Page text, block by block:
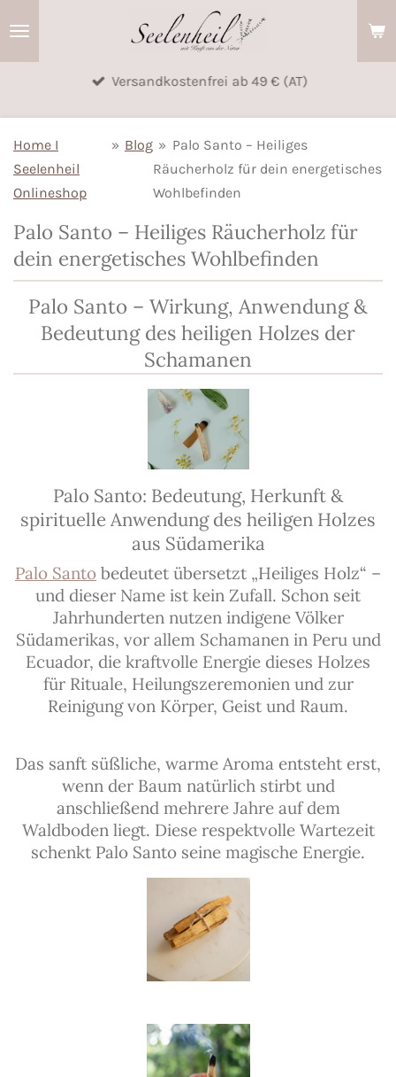
Versandkostenfrei ab 49 € (AT)
Home I
Seelenheil
Onlineshop
» Blog » Palo Santo – Heiliges
Räucherholz für dein energetisches
Wohlbefinden
Palo Santo – Heiliges Räucherholz für
dein energetisches Wohlbefinden
Palo Santo – Wirkung, Anwendung &
Bedeutung des heiligen Holzes der
Schamanen
Palo Santo: Bedeutung, Herkunft &
spirituelle Anwendung des heiligen Holzes
aus Südamerika
Palo Santo bedeutet übersetzt „Heiliges Holz“ –
und dieser Name ist kein Zufall. Schon seit
Jahrhunderten nutzen indigene Völker
Südamerikas, vor allem Schamanen in Peru und
Ecuador, die kraftvolle Energie dieses Holzes
für Rituale, Heilungszeremonien und zur
Reinigung von Körper, Geist und Raum.
Das sanft süßliche, warme Aroma entsteht erst,
wenn der Baum natürlich stirbt und
anschließend mehrere Jahre auf dem
Waldboden liegt. Diese respektvolle Wartezeit
schenkt Palo Santo seine magische Energie.